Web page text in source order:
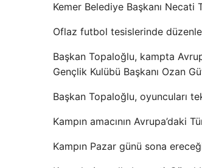
Kemer Belediye Başkanı Necati
Oflaz futbol tesislerinde
Başkan Topaloğlu, kampta
Gençlik Kulübü Başkanı Ozan
Başkan Topaloğlu, oyuncuları
Kampın amacının
Kampın Pazar günü sona